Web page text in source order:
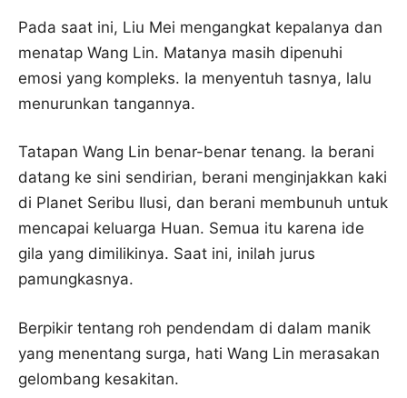
Pada saat ini, Liu Mei mengangkat kepalanya dan
menatap Wang Lin. Matanya masih dipenuhi
emosi yang kompleks. Ia menyentuh tasnya, lalu
menurunkan tangannya.
Tatapan Wang Lin benar-benar tenang. Ia berani
datang ke sini sendirian, berani menginjakkan kaki
di Planet Seribu Ilusi, dan berani membunuh untuk
mencapai keluarga Huan. Semua itu karena ide
gila yang dimilikinya. Saat ini, inilah jurus
pamungkasnya.
Berpikir tentang roh pendendam di dalam manik
yang menentang surga, hati Wang Lin merasakan
gelombang kesakitan.